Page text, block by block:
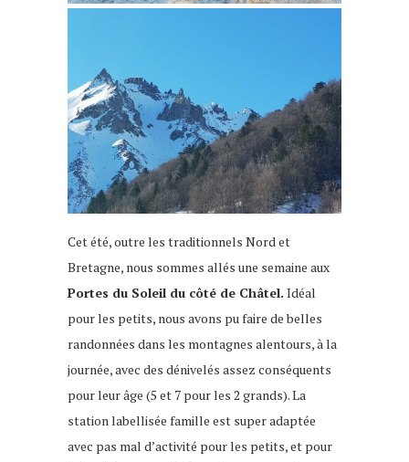
Cet été, outre les traditionnels Nord et
Bretagne, nous sommes allés une semaine aux
Portes du Soleil du côté de Châtel. Idéal
pour les petits, nous avons pu faire de belles
randonnées dans les montagnes alentours, à la
journée, avec des dénivelés assez conséquents
pour leur âge (5 et 7 pour les 2 grands). La
station labellisée famille est super adaptée
avec pas mal d’activité pour les petits, et pour